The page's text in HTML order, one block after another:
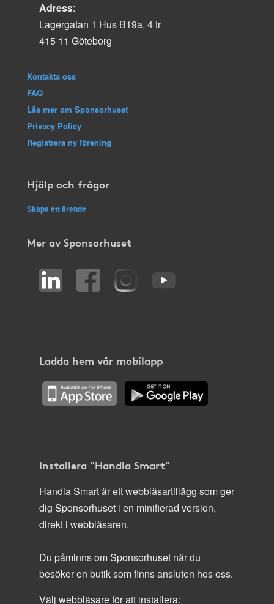
Adress:
Lagergatan 1 Hus B19a, 4 tr
415 11 Göteborg
Kontakta oss
FAQ
Läs mer om Sponsorhuset
Privacy Policy
Registrera ny förening
Hjälp och frågor
Skapa ett ärende
Mer av Sponsorhuset
Ladda hem vår mobilapp
Installera "Handla Smart"
Handla Smart är ett webbläsartillägg som ger
dig Sponsorhuset i en minifierad version,
direkt i webbläsaren.
Du påminns om Sponsorhuset när du
besöker en butik som finns ansluten hos oss.
Välj webbläsare för att installera: